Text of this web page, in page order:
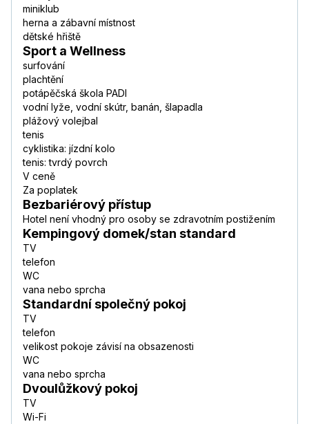
miniklub
herna a zábavní místnost
dětské hřiště
Sport a Wellness
surfování
plachtění
potápěčská škola PADI
vodní lyže, vodní skútr, banán, šlapadla
plážový volejbal
tenis
cyklistika: jízdní kolo
tenis: tvrdý povrch
V ceně
Za poplatek
Bezbariérový přístup
Hotel není vhodný pro osoby se zdravotním postižením
Kempingový domek/stan standard
TV
telefon
WC
vana nebo sprcha
Standardní společný pokoj
TV
telefon
velikost pokoje závisí na obsazenosti
WC
vana nebo sprcha
Dvoulůžkový pokoj
TV
Wi-Fi